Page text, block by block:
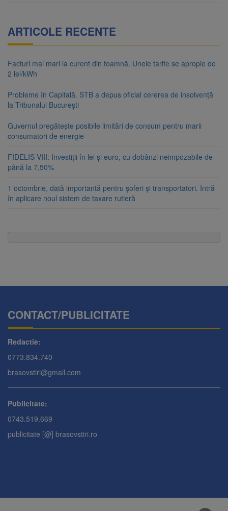
ARTICOLE RECENTE
Facturi mai mari la curent din toamnă. Unele tarife se apropie de
2 lei/kWh
Probleme în Capitală. STB a depus oficial cererea de insolvență
la Tribunalul București
Guvernul pregătește posibile limitări de consum pentru marii
consumatori de energie
FIDELIS VIII: Investiții în lei și euro, cu dobânzi neimpozabile de
până la 7,50%
1 octombrie, dată importantă pentru șoferi și transportatori. Intră
în aplicare noul sistem de taxare rutieră
CONTACT/PUBLICITATE
Redactie:
0773.834.740
brasovstiri@gmail.com
Publicitate:
0743.519.669
publicitate [@] brasovstiri.ro